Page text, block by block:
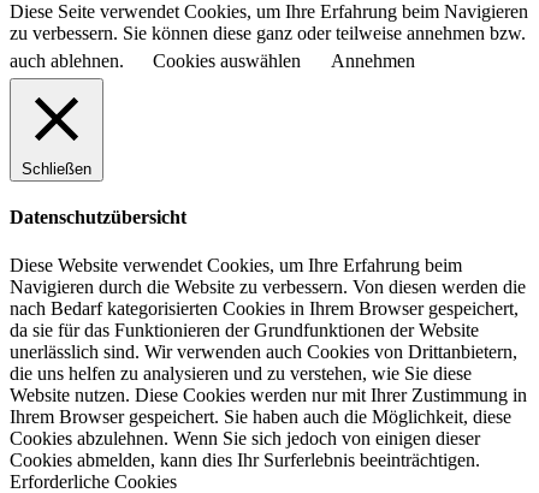
Diese Seite verwendet Cookies, um Ihre Erfahrung beim Navigieren
zu verbessern. Sie können diese ganz oder teilweise annehmen bzw.
auch ablehnen.
Cookies auswählen Annehmen
Schließen
Datenschutzübersicht
Diese Website verwendet Cookies, um Ihre Erfahrung beim
Navigieren durch die Website zu verbessern. Von diesen werden die
nach Bedarf kategorisierten Cookies in Ihrem Browser gespeichert,
da sie für das Funktionieren der Grundfunktionen der Website
unerlässlich sind. Wir verwenden auch Cookies von Drittanbietern,
die uns helfen zu analysieren und zu verstehen, wie Sie diese
Website nutzen. Diese Cookies werden nur mit Ihrer Zustimmung in
Ihrem Browser gespeichert. Sie haben auch die Möglichkeit, diese
Cookies abzulehnen. Wenn Sie sich jedoch von einigen dieser
Cookies abmelden, kann dies Ihr Surferlebnis beeinträchtigen.
Erforderliche Cookies